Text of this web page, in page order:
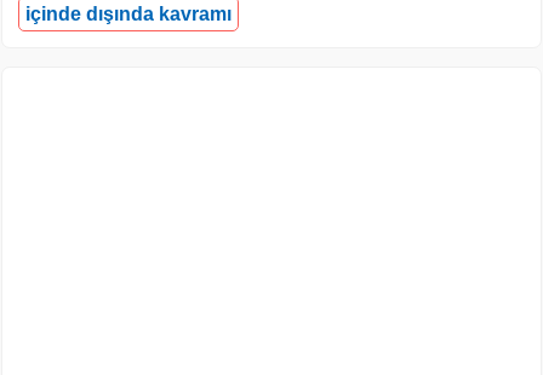
içinde dışında kavramı